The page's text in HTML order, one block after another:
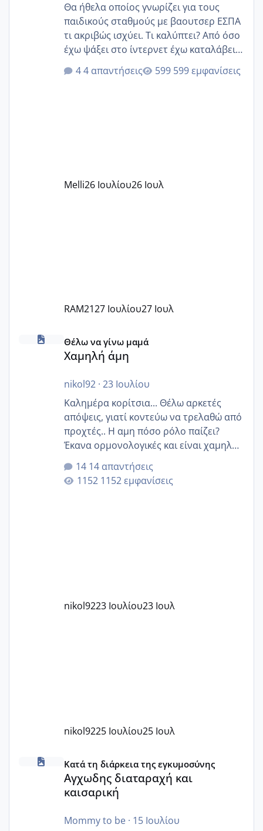
Θα ήθελα οποίος γνωρίζει για τους
παιδικούς σταθμούς με βαουτσερ ΕΣΠΑ
τι ακριβώς ισχύει. Τι καλύπτει? Από όσο
έχω ψάξει στο ίντερνετ έχω καταλάβει
ότι το βαουτσερ καλύπτει όλα τα
δίδακτρα και τα τροφεια του ιδιωτικού
Εγώ πήγα σε έναν ιδιωτικό παιδικό στ
4 απαντήσεις 599 εμφανίσεις
Melli26 Ιουλίου26 Ιουλ
RAM2127 Ιουλίου27 Ιουλ
Χαμηλή άμη
Θέλω να γίνω μαμά
Χαμηλή άμη
nikol92· 23 Ιουλίου
Καλημέρα κορίτσια... Θέλω αρκετές
απόψεις, γιατί κοντεύω να τρελαθώ από
προχτές.. Η αμη πόσο ρόλο παίζει?
Έκανα ορμονολογικές και είναι χαμηλή
για την ηλικία μου.. Είχα ήδη μια
εγκυμοσύνη, που έπρεπε να τερματιστεί
στην 27η εβδομάδα και προσπαθώ 7
14 απαντήσεις
1152 εμφανίσεις
nikol9223 Ιουλίου23 Ιουλ
nikol9225 Ιουλίου25 Ιουλ
Αγχωδης διαταραχή και καισαρική
Κατά τη διάρκεια της εγκυμοσύνης
Αγχωδης διαταραχή και
καισαρική
Mommy to be· 15 Ιουλίου